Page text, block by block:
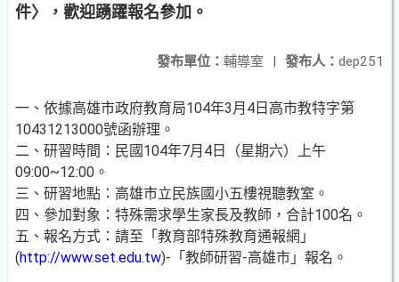
件〉，歡迎踴躍報名參加。
發布人： dep251
發布單位： 輔導室 |
一、依據高雄市政府教育局104年3月4日高市教特字第
10431213000號函辦理。
二、研習時間：民國104年7月4日（星期六）上午
09:00~12:00。
三、研習地點：高雄市立民族國小五樓視聽教室。
四、參加對象：特殊需求學生家長及教師，合計100名。
五、報名方式：請至「教育部特殊教育通報網」
(http://www.set.edu.tw)-「教師研習-高雄市」報名。